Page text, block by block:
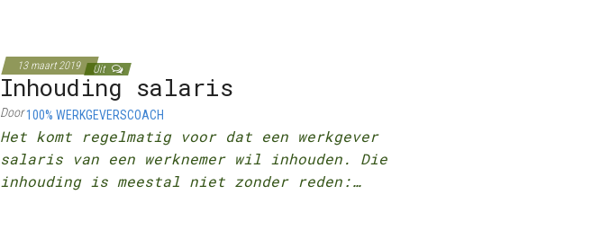
13 maart 2019 Uit
Inhouding salaris
Door100% WERKGEVERSCOACH
Het komt regelmatig voor dat een werkgever
salaris van een werknemer wil inhouden. Die
inhouding is meestal niet zonder reden:…